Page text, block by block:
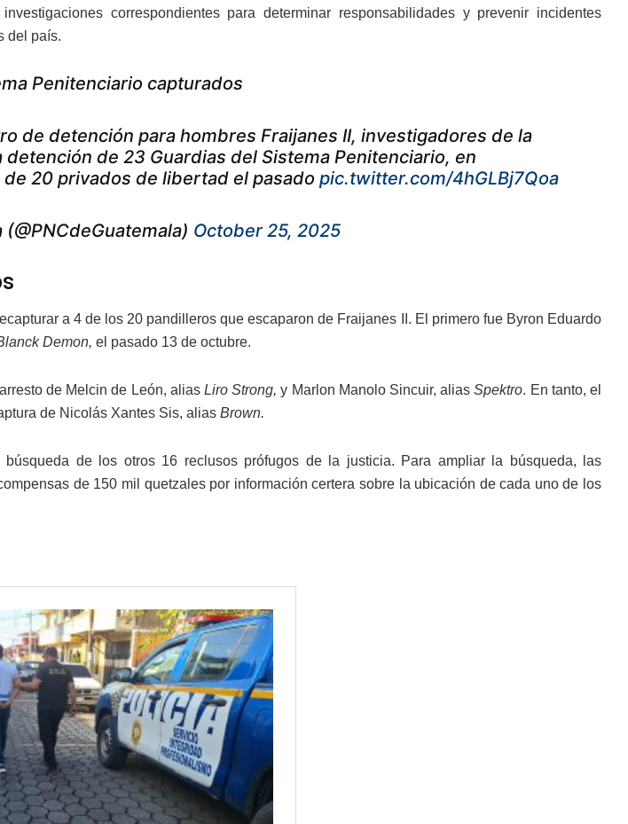
correspondientes para determinar responsabilidades y prevenir incidentes
del país.
Penitenciario capturados
de detención para hombres Fraijanes II, investigadores de la
detención de 23 Guardias del Sistema Penitenciario, en
20 privados de libertad el pasado pic.twitter.com/4hGLBj7Qoa
October 25, 2025
a 4 de los 20 pandilleros que escaparon de Fraijanes II. El primero fue Byron Eduardo
Demon, el pasado 13 de octubre.
de Melcin de León, alias Liro Strong, y Marlon Manolo Sincuir, aliasSpektro. En tanto, el
de Nicolás Xantes Sis, alias Brown.
de los otros 16 reclusos prófugos de la justicia. Para ampliar la búsqueda, las
de 150 mil quetzales por información certera sobre la ubicación de cada uno de los